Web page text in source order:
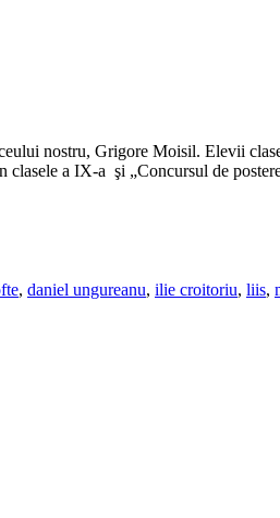
nostru, Grigore Moisil. Elevii
clasele a IX-a şi „Concursul de
, daniel ungureanu, ilie croitoriu, liis,